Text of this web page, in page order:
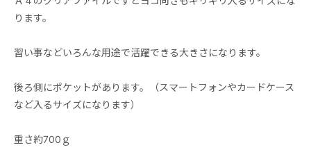
ります。
習い事などいろんな用途で活躍できる大きさになります。
後ろ側にポケットがあります。（スマートフォンやカードケース
など入るサイズになります）
重さ約700ｇ